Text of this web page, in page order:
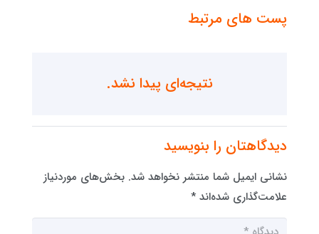
پست های مرتبط
نتیجه‌ای پیدا نشد.
دیدگاهتان را بنویسید
نشانی ایمیل شما منتشر نخواهد شد. بخش‌های موردنیاز
علامت‌گذاری شده‌اند *